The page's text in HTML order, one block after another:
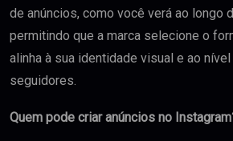
de anúncios, como você verá ao longo
permitindo que a marca selecione o
alinha à sua identidade visual e ao
seguidores.
Quem pode criar anúncios no